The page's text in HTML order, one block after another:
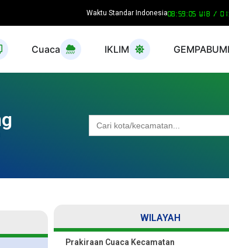
Waktu Standar Indonesia08:59:05 WIB /
Cuaca IKLIM GEMPABUMI
Search
for:
WILAYAH
Prakiraan Cuaca Kecamatan